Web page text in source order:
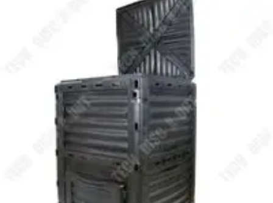
Techniques de Gestion
Pratiques Écologiques Gestion Durable